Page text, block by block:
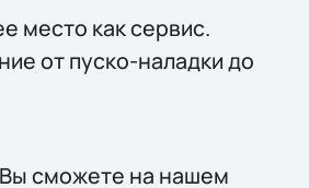
место как сервис.
от пуско-наладки до
сможете на нашем